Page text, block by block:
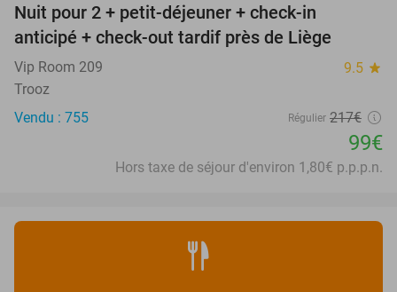
Nuit pour 2 + petit-déjeuner + check-in
anticipé + check-out tardif près de Liège
Vip Room 209 9.5 star
Trooz
Vendu : 755
Régulier 217€
99€
Hors taxe de séjour d'environ 1,80€ p.p.p.n.